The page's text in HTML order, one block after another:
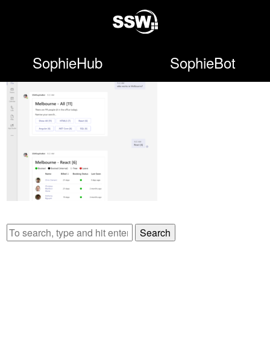
SophieHub SophieBot
Search